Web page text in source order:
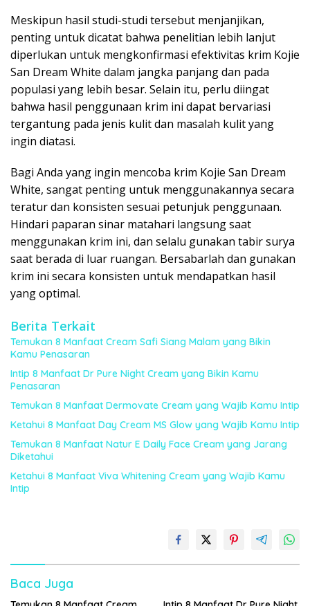
Meskipun hasil studi-studi tersebut menjanjikan,
penting untuk dicatat bahwa penelitian lebih lanjut
diperlukan untuk mengkonfirmasi efektivitas krim Kojie
San Dream White dalam jangka panjang dan pada
populasi yang lebih besar. Selain itu, perlu diingat
bahwa hasil penggunaan krim ini dapat bervariasi
tergantung pada jenis kulit dan masalah kulit yang
ingin diatasi.
Bagi Anda yang ingin mencoba krim Kojie San Dream
White, sangat penting untuk menggunakannya secara
teratur dan konsisten sesuai petunjuk penggunaan.
Hindari paparan sinar matahari langsung saat
menggunakan krim ini, dan selalu gunakan tabir surya
saat berada di luar ruangan. Bersabarlah dan gunakan
krim ini secara konsisten untuk mendapatkan hasil
yang optimal.
Berita Terkait
Temukan 8 Manfaat Cream Safi Siang Malam yang Bikin
Kamu Penasaran
Intip 8 Manfaat Dr Pure Night Cream yang Bikin Kamu
Penasaran
Temukan 8 Manfaat Dermovate Cream yang Wajib Kamu Intip
Ketahui 8 Manfaat Day Cream MS Glow yang Wajib Kamu Intip
Temukan 8 Manfaat Natur E Daily Face Cream yang Jarang
Diketahui
Ketahui 8 Manfaat Viva Whitening Cream yang Wajib Kamu
Intip
Baca Juga